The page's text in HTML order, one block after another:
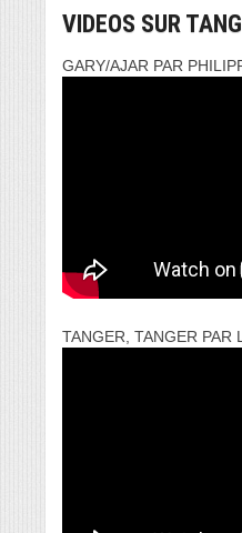
VIDEOS SUR
GARY/AJAR PAR
TANGER, TANGER PAR